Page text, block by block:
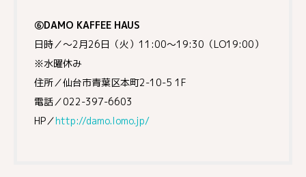
⑥DAMO KAFFEE HAUS
日時／～2月26日（火）11:00～19:30（LO19:00）
※水曜休み
住所／仙台市青葉区本町2-10-5 1F
電話／022-397-6603
HP／http://damo.lomo.jp/